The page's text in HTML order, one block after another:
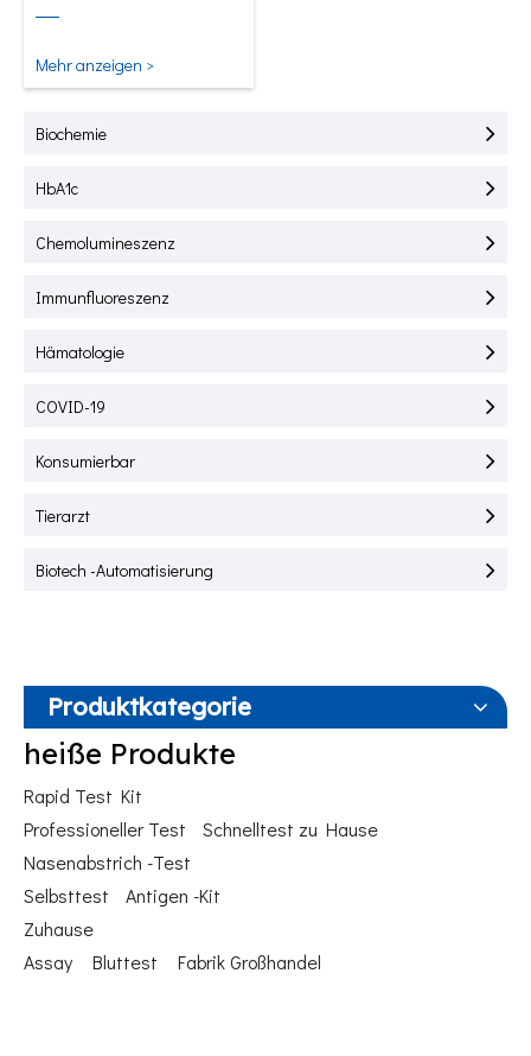
Schnelltest von HbA1C, CRP,
Mehr anzeigen >
Biochemie
HbA1c
Chemolumineszenz
Immunfluoreszenz
Hämatologie
COVID-19
Konsumierbar
Tierarzt
Biotech -Automatisierung
Produktkategorie
heiße Produkte
Rapid Test Kit
Professioneller Test
Schnelltest zu Hause
Nasenabstrich -Test
Selbsttest
Antigen -Kit
Zuhause
Assay
Bluttest Fabrik Großhandel